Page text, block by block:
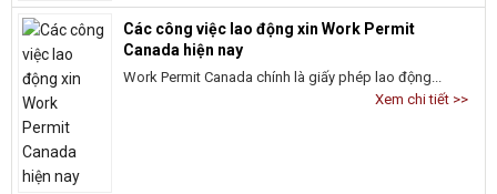
Các công việc lao động xin Work Permit
Canada hiện nay
Work Permit Canada chính là giấy phép lao động...
Xem chi tiết >>